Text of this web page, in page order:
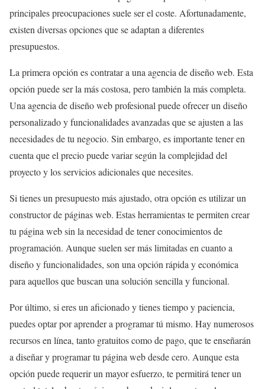
principales preocupaciones suele ser el coste. Afortunadamente,
existen diversas opciones que se adaptan a diferentes
presupuestos.
La primera opción es contratar a una agencia de diseño web. Esta
opción puede ser la más costosa, pero también la más completa.
Una agencia de diseño web profesional puede ofrecer un diseño
personalizado y funcionalidades avanzadas que se ajusten a las
necesidades de tu negocio. Sin embargo, es importante tener en
cuenta que el precio puede variar según la complejidad del
proyecto y los servicios adicionales que necesites.
Si tienes un presupuesto más ajustado, otra opción es utilizar un
constructor de páginas web. Estas herramientas te permiten crear
tu página web sin la necesidad de tener conocimientos de
programación. Aunque suelen ser más limitadas en cuanto a
diseño y funcionalidades, son una opción rápida y económica
para aquellos que buscan una solución sencilla y funcional.
Por último, si eres un aficionado y tienes tiempo y paciencia,
puedes optar por aprender a programar tú mismo. Hay numerosos
recursos en línea, tanto gratuitos como de pago, que te enseñarán
a diseñar y programar tu página web desde cero. Aunque esta
opción puede requerir un mayor esfuerzo, te permitirá tener un